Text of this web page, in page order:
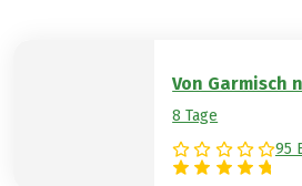
Von Garmisch
8 Tage
95